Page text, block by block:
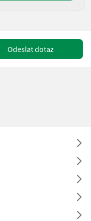
Odeslat dotaz